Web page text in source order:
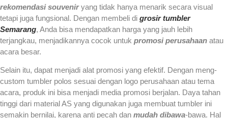
rekomendasi souveniryang tidak hanya menarik secara visual
tetapi juga fungsional. Dengan membeli di grosir tumbler
Semarang, Anda bisa mendapatkan harga yang jauh lebih
terjangkau, menjadikannya cocok untuk promosi perusahaan atau
acara besar.
Selain itu, dapat menjadi alat promosi yang efektif. Dengan meng-
custom tumbler polos sesuai dengan logo perusahaan atau tema
acara, produk ini bisa menjadi media promosi berjalan. Daya tahan
tinggi dari material AS yang digunakan juga membuat tumbler ini
semakin bernilai, karena anti pecah dan mudah dibawa-bawa. Hal